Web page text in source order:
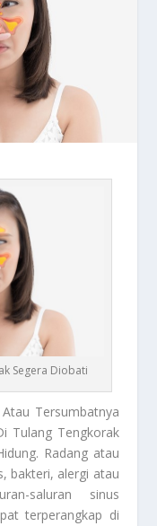
Segera Diobati
Tersumbatnya
Tulang Tengkorak
Radang atau
bakteri, alergi atau
saluran sinus
terperangkap di